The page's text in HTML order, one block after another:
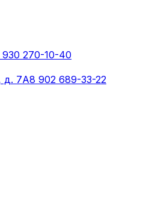
930 270-10-40
д. 7А8 902 689-33-22